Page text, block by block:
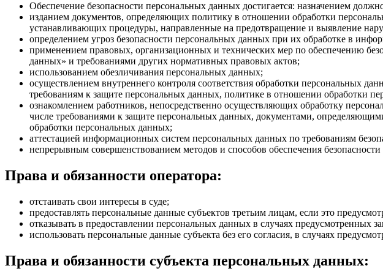
Обеспечение безопасности персональных данных достигается: назначением
изданием документов, определяющих политику в отношении обработки
устанавливающих процедуры, направленные на предотвращение и выявление
определением угроз безопасности персональных данных при их обработке в
применением правовых, организационных и технических мер по обеспечению
данных» и требованиями других нормативных правовых актов;
использованием обезличивания персональных данных;
осуществлением внутреннего контроля соответствия обработки персональных
требованиям к защите персональных данных, политике в отношении обработки
ознакомлением работников, непосредственно осуществляющих обработку
числе требованиями к защите персональных данных, документами,
обработки персональных данных;
аттестацией информационных систем персональных данных по требованиям
непрерывным совершенствованием методов и способов обеспечения
Права и обязанности оператора:
отстаивать свои интересы в суде;
предоставлять персональные данные субъектов третьим лицам, если это
отказывать в предоставлении персональных данных в случаях предусмотренных
использовать персональные данные субъекта без его согласия, в случаях
Права и обязанности субъекта персональных данных: